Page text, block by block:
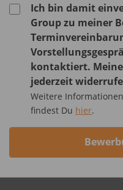
Ich bin damit
Group zu meiner
kontaktiert.
jederzeit
Weitere
findest Du hier.